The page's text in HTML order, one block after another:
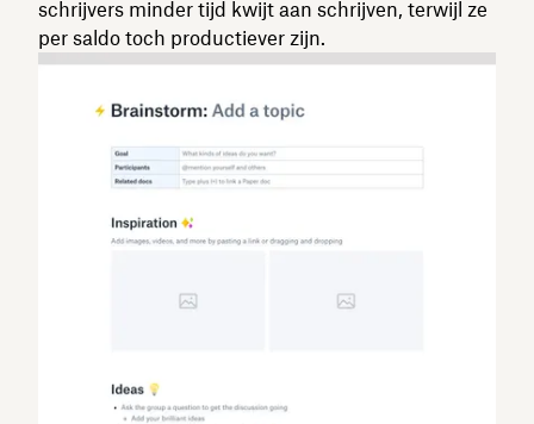
schrijvers minder tijd kwijt aan schrijven, terwijl ze
per saldo toch productiever zijn.